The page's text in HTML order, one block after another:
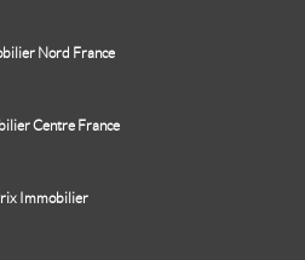
Nord France
Centre France
Immobilier